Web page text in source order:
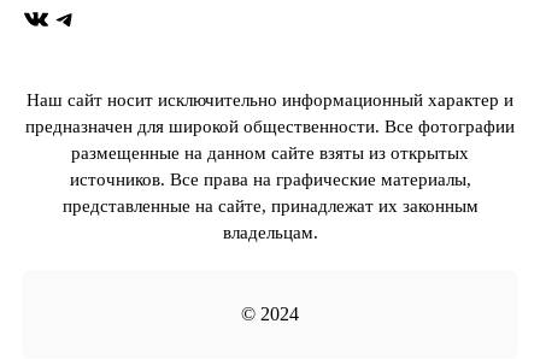
ВКонтакте Telegram
Наш сайт носит исключительно информационный характер и
предназначен для широкой общественности. Все фотографии
размещенные на данном сайте взяты из открытых
источников. Все права на графические материалы,
представленные на сайте, принадлежат их законным
владельцам.
© 2024